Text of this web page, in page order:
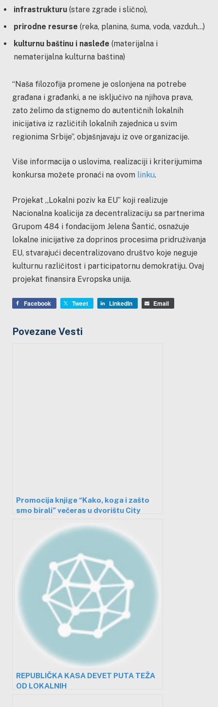
infrastrukturu (stare zgrade i slično),
prirodne resurse (reka, planina, šuma, voda, vazduh…)
kulturnu baštinu i nasleđe (materijalna i
nematerijalna kulturna baština)
“Naša filozofija promene je oslonjena na potrebe
građana i građanki, a ne isključivo na njihova prava,
zato želimo da stignemo do autentičnih lokalnih
inicijativa iz različitih lokalnih zajednica u svim
regionima Srbije”, objašnjavaju iz ove organizacije.
Više informacija o uslovima, realizaciji i kriterijumima
konkursa možete pronaći na ovom linku.
Projekat ,,Lokalni poziv ka EU’’ koji realizuje
Nacionalna koalicija za decentralizaciju sa partnerima
Grupom 484 i fondacijom Jelena Šantić, osnažuje
lokalne inicijative za doprinos procesima pridruživanja
EU, stvarajući decentralizovano društvo koje neguje
kulturnu različitost i participatornu demokratiju. Ovaj
projekat finansira Evropska unija.
Facebook Tweet LinkedIn Email
Povezane Vesti
Promocija knjige “Kako, koga i zašto
smo birali” večeras u dvorištu City
REPUBLIČKA KASA DEVET PUTA TEŽA
OD LOKALNIH